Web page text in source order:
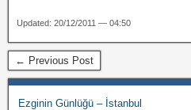
Updated: 20/12/2011 — 04:50
← Previous Post
Ezginin Günlüğü – İstanbul